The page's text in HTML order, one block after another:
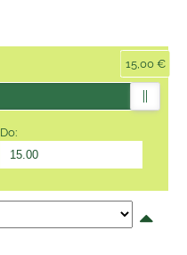
Do:
15,00 €